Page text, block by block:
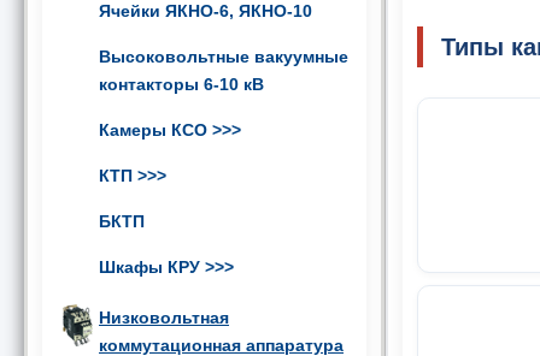
Ячейки ЯКНО-6, ЯКНО-10
Высоковольтные вакуумные
контакторы 6-10 кВ
Камеры КСО >>>
КТП >>>
БКТП
Шкафы КРУ >>>
Низковольтная
коммутационная аппаратура
Типы